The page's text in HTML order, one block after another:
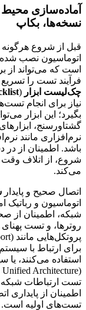
آماده‌سازی
نسخه‌ها، بکاپ
قبل از شروع
اتوماسیون نصب
است که می‌تواند از
فرآیند تست را
چک‌لیست ابزار (
نیاز برای انجام
بگیرد؛ این ابزار
گشتاورسنج،
نرم‌افزاری مانند
باشد. اطمینان از در
شروع، از اتلاف
می‌کند.
اتصال صحیح و پایدار
اتوماسیون و
روترها، و تست
پروتکل‌هایی مانند
استفاده می‌کنند، یا
تست ارتباطات
اطمینان از پایداری
تست‌های اولیه است.